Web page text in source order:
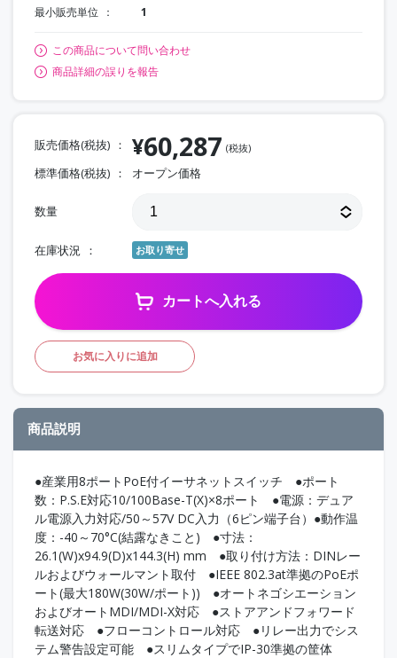
最小販売単位 1
この商品について問い合わせ
商品詳細の誤りを報告
販売価格(税抜) ¥60,287 (税抜)
標準価格(税抜) オープン価格
数量
在庫状況 お取り寄せ
カートへ入れる
お気に入りに追加
商品説明
●産業用8ポートPoE付イーサネットスイッチ ●ポート
数：P.S.E対応10/100Base-T(X)×8ポート ●電源：デュア
ル電源入力対応/50～57V DC入力（6ピン端子台）●動作温
度：-40～70°C(結露なきこと) ●寸法：
26.1(W)x94.9(D)x144.3(H) mm ●取り付け方法：DINレー
ルおよびウォールマント取付 ●IEEE 802.3at準拠のPoEポ
ート(最大180W(30W/ポート)) ●オートネゴシエーション
およびオートMDI/MDI-X対応 ●ストアアンドフォワード
転送対応 ●フローコントロール対応 ●リレー出力でシス
テム警告設定可能 ●スリムタイプでIP-30準拠の筐体